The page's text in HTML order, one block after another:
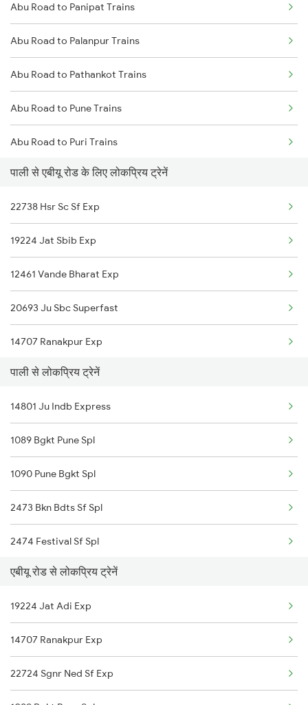
Abu Road to Anand Trains
Pali to Belagavi Trains
Pali to Bharuch Trains
Pali to Bhiwandi Trains
Pali to Bikaner Trains
Pali to Valsad Trains
Abu Road to Panipat Trains
Abu Road to Palanpur Trains
Abu Road to Pathankot Trains
Abu Road to Pune Trains
Abu Road to Puri Trains
Abu Road to Kollam Trains
Abu Road to Raipur Trains
Abu Road to Rani Trains
Abu Road to Ramdevra Trains
Abu Road to Rewari Trains
Abu Road to Reengus Trains
Abu Road to Rajkot Trains
Abu Road to Roha Trains
पाली से एबीयू रोड के लिए लोकप्रिय ट्रेनें
22738 Hsr Sc Sf Exp
19224 Jat Sbib Exp
12461 Vande Bharat Exp
20693 Ju Sbc Superfast
14707 Ranakpur Exp
22966 Bgkt Bdts Exp
12479 Surya Nagari Exp
20495 Ju Hdp Sf Exp
पाली से लोकप्रिय ट्रेनें
14801 Ju Indb Express
1089 Bgkt Pune Spl
1090 Pune Bgkt Spl
2473 Bkn Bdts Sf Spl
2474 Festival Sf Spl
2475 Hsr Cbe Ac Spl
2476 Cbe Hsr Ac Exp
2479 Surya Nagri Spl
2480 Bdts Ju Spl
एबीयू रोड से लोकप्रिय ट्रेनें
19224 Jat Adi Exp
14707 Ranakpur Exp
22724 Sgnr Ned Sf Exp